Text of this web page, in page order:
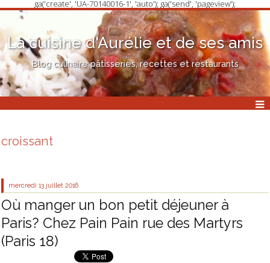
ga('create', 'UA-70140016-1', 'auto'); ga('send', 'pageview');
La cuisine d'Aurélie et de ses amis
Blog culinaire pâtisseries, recettes et restaurants
croissant
mercredi 13 juillet 2016
Où manger un bon petit déjeuner à
Paris? Chez Pain Pain rue des Martyrs
(Paris 18)